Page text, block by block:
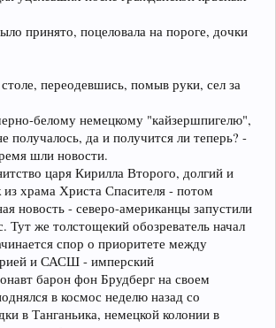
принято, поцеловала на пороге, дочки
переодевшись, помыв руки, сел за
белому немецкому "кайзершпигелю",
получалось, да и получится ли теперь? -
шли новости.
царя Кирилла Второго, долгий и
храма Христа Спасителя - потом
новость - северо-американцы запустили
Тут же толстощекий обозреватель начал
спор о приоритете между
и САСШ - имперский
барон фон Брудберг на своем
в космос неделю назад со
в Танганьика, немецкой колонии в